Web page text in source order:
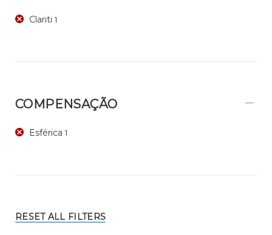
Clariti 1
COMPENSAÇÃO
Esférica 1
RESET ALL FILTERS